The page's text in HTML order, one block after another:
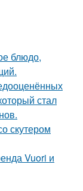
блюдо,
стал
скутером
Vuori и